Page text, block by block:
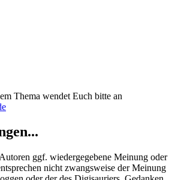
Thema wendet Euch bitte an
ggf. wiedergegebene Meinung oder
nicht zwangsweise der Meinung